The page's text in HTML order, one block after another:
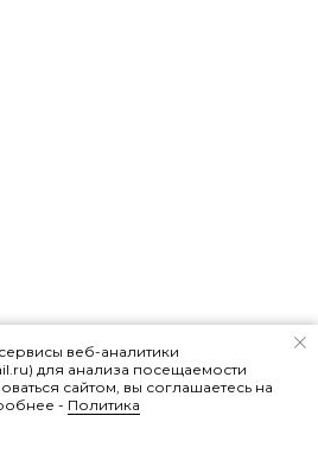
веб-аналитики
для анализа посещаемости
сайтом, вы соглашаетесь на
- Политика